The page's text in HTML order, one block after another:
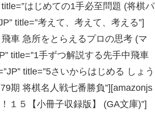
はじめての1手必至問題 (将棋パ
title=”考えて、考えて、考える”]
車 急所をとらえるプロの思考 (マ
title=”1手ずつ解説する先手中飛車
title=”5さいからはじめる しょう
期 将棋名人戦七番勝負”][amazonjs
１５【小冊子収録版】 (GA文庫)”]